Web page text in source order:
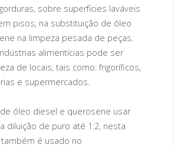
sobre superfícies laváveis
pisos, na substituição de óleo
na limpeza pesada de peças.
alimentícias pode ser
de locais, tais como: frigoríficos,
e supermercados.
óleo diesel e querosene usar
diluição de puro até 1:2, nesta
é usado no